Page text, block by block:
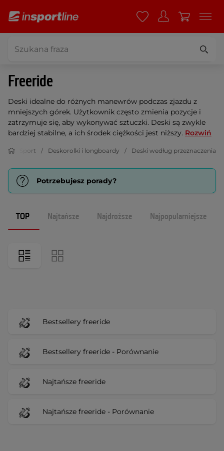
Freeride
Deski idealne do różnych manewrów podczas zjazdu z
mniejszych górek. Użytkownik często zmienia pozycje i
zatrzymuje się, aby wykonywać sztuczki. Deski są zwykle
bardziej stabilne, a ich środek ciężkości jest niższy. Rozwiń
Sport Deskorolki i longboardy Deski według przeznaczenia
Potrzebujesz porady?
TOP Najtańsze Najdroższe Najpopularniejsze
Bestsellery freeride
Bestsellery freeride - Porównanie
Najtańsze freeride
Najtańsze freeride - Porównanie